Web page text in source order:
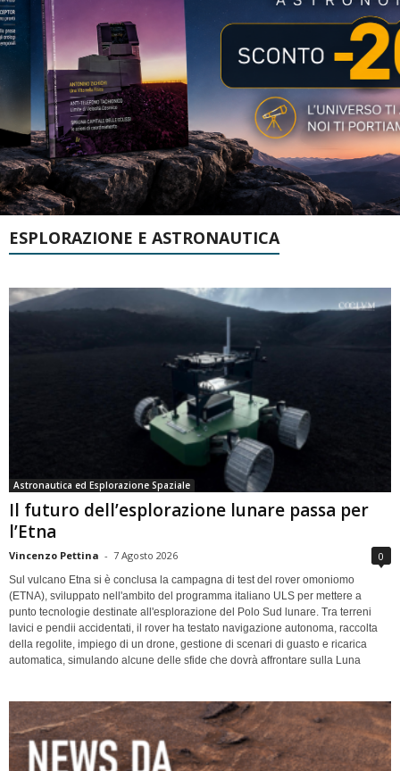
ESPLORAZIONE E ASTRONAUTICA
Astronautica ed Esplorazione Spaziale
Il futuro dell’esplorazione lunare passa per
l’Etna
Vincenzo Pettina - 7 Agosto 2026 0
Sul vulcano Etna si è conclusa la campagna di test del rover omoniomo
(ETNA), sviluppato nell'ambito del programma italiano ULS per mettere a
punto tecnologie destinate all'esplorazione del Polo Sud lunare. Tra terreni
lavici e pendii accidentati, il rover ha testato navigazione autonoma, raccolta
della regolite, impiego di un drone, gestione di scenari di guasto e ricarica
automatica, simulando alcune delle sfide che dovrà affrontare sulla Luna